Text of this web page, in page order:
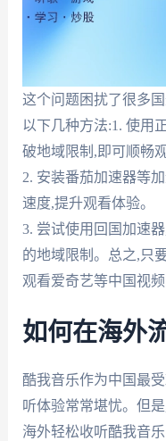
这个问题困扰了很多
以下几种方法:1. 使用
破地域限制,即可顺畅
2. 安装番茄加速器等
速度,提升观看体验。
3. 尝试使用回国加速
的地域限制。总之,只
观看爱奇艺等中国视频
如何在海外
酷我音乐作为中国最
听体验常常堪忧。但
海外轻松收听酷我音